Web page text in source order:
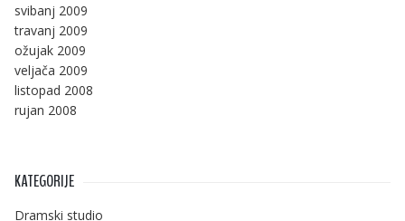
svibanj 2009
travanj 2009
ožujak 2009
veljača 2009
listopad 2008
rujan 2008
KATEGORIJE
Dramski studio